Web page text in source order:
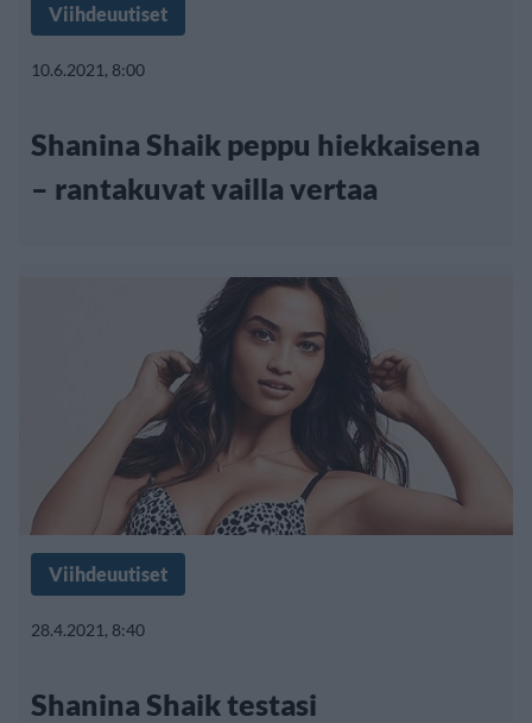
Viihdeuutiset
10.6.2021, 8:00
Shanina Shaik peppu hiekkaisena
– rantakuvat vailla vertaa
Viihdeuutiset
28.4.2021, 8:40
Shanina Shaik testasi